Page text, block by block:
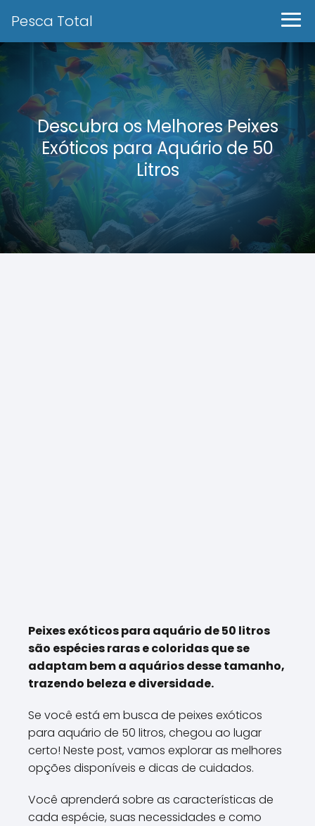
Pesca Total
Descubra os Melhores Peixes
Exóticos para Aquário de 50
Litros
Peixes exóticos para aquário de 50 litros
são espécies raras e coloridas que se
adaptam bem a aquários desse tamanho,
trazendo beleza e diversidade.
Se você está em busca de peixes exóticos
para aquário de 50 litros, chegou ao lugar
certo! Neste post, vamos explorar as melhores
opções disponíveis e dicas de cuidados.
Você aprenderá sobre as características de
cada espécie, suas necessidades e como